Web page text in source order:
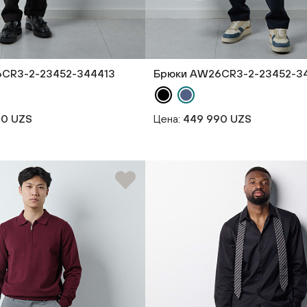
2-23452-344413
UZS
Брюки AW26CR3-2-23452-
Цена: 449 990 UZS